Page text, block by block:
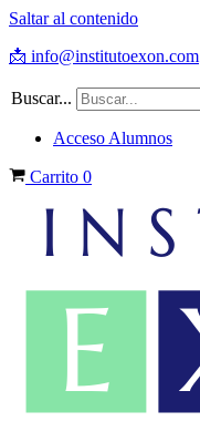
Saltar al contenido
📩 info@institutoexon.com
Buscar...
Acceso Alumnos
Carrito 0